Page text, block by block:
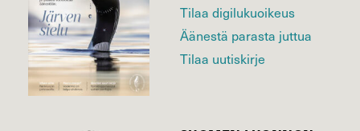
Tilaa digilukuoikeus
Äänestä parasta juttua
Tilaa uutiskirje